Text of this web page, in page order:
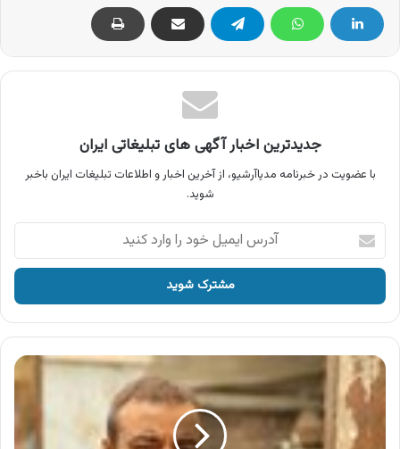
جدیدترین اخبار آگهی های تبلیغاتی ایران
با عضویت در خبرنامه مدیاآرشیو، از آخرین اخبار و اطلاعات تبلیغات ایران باخبر
شوید.
آدرس
ایمیل
خود
وارد
کنید
آگهی
فیلم
سینمایی
کیلو